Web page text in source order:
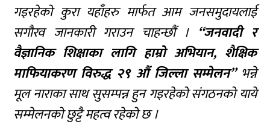
गइरहेको कुरा यहाँहरु मार्फत आम जनसमुदायलाई
सगौरव जानकारी गराउन चाहन्छौं । “जनवादी र
वैज्ञानिक शिक्षाका लागि हाम्रो अभियान, शैक्षिक
माफियाकरण विरुद्ध २९ औं जिल्ला सम्मेलन”भन्ने
मूल नाराका साथ सुसम्पन्न हुन गइरहेको संगठनको याये
सम्मेलनको छुट्टै महत्व रहेको छ ।